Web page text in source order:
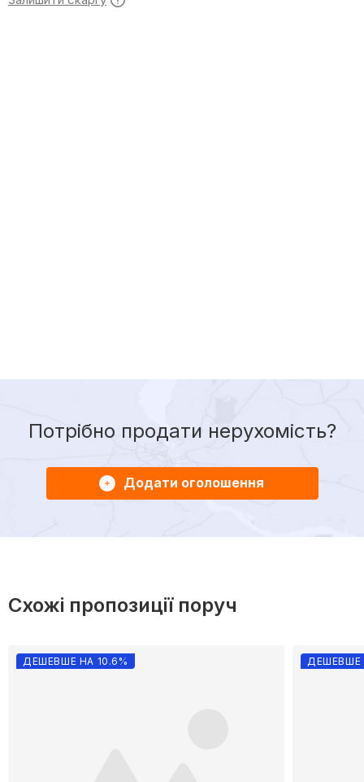
Потрібно продати нерухомість?
Додати оголошення
Схожі пропозиції поруч
ДЕШЕВШЕ НА 10.6% ДЕШЕВШЕ